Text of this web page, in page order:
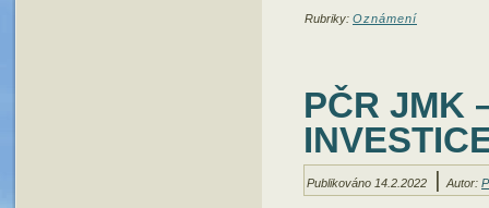
Rubriky: Oznámení
PČR JMK
Publikováno 14.2.2022 Autor: